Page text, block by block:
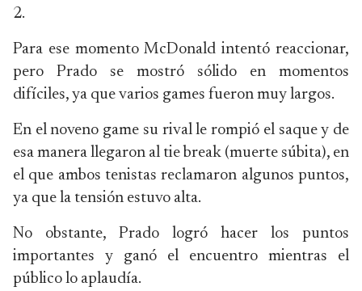
2.
Para ese momento McDonald intentó reaccionar,
pero Prado se mostró sólido en momentos
difíciles, ya que varios games fueron muy largos.
En el noveno game su rival le rompió el saque y de
esa manera llegaron al tie break (muerte súbita), en
el que ambos tenistas reclamaron algunos puntos,
ya que la tensión estuvo alta.
No obstante, Prado logró hacer los puntos
importantes y ganó el encuentro mientras el
público lo aplaudía.